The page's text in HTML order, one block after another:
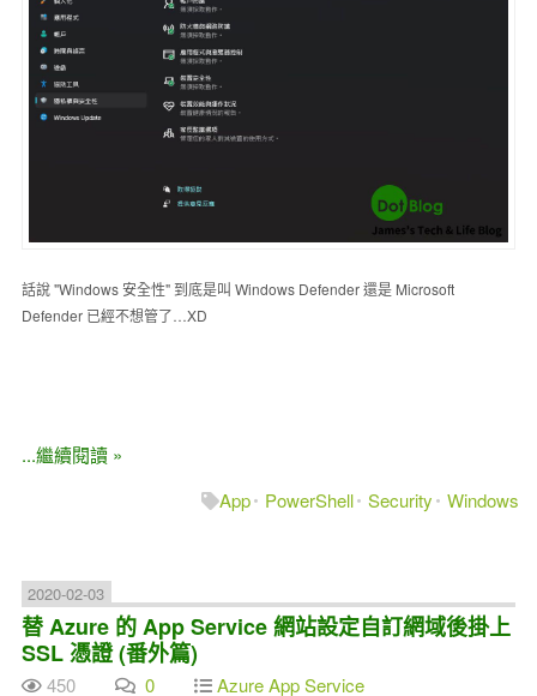
話說 "Windows 安全性" 到底是叫 Windows Defender 還是 Microsoft
Defender 已經不想管了…XD
...繼續閱讀 »
App
PowerShell Security Windows
2020-02-03
替 Azure 的 App Service 網站設定自訂網域後掛上
SSL 憑證 (番外篇)
450 0
Azure App Service